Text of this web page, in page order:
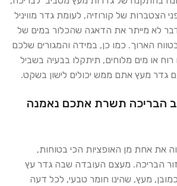
הצטברות של קורוזיה, לעומת גדר מוויניל
לא מייתר את הדאגה שהכלור במים של
הארוך. כמו כן, במידה והמגורים שלכם
או מים מלוחים, תיתקלו בבעיה בשביל
גדר מעץ אתם ממש יכולים לישון בשקט.
הבריכה תשרת אתכם נאמנה
את אחת מן האופציות הכי בטוחות,
הבריכה. מעצם העובדה שבה גדר עץ
מעץ, שהינו חומר טבעי, לכל דעה